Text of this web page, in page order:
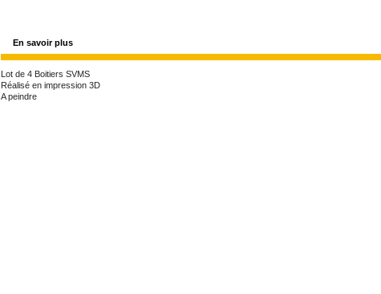
2,50 €